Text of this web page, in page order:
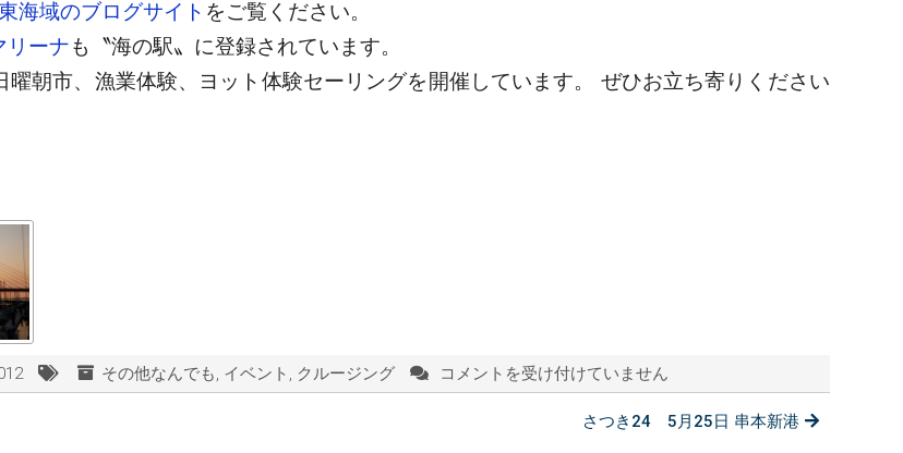
海域のブログサイト をご覧ください。
リーナも〝海の駅〟に登録されています。
朝市、漁業体験、ヨット体験セーリングを開催しています。 ぜひお立ち寄りください
その他なんでも, イベント , クルージング
お
コメントを受け付けていません
さつき24 5月25日 串本新港